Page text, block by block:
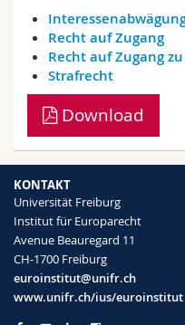
Recht auf Zugang
Recht auf Zugang
Strafrecht
Download
KONTAKT
Universität Freiburg
Institut für Europarecht
Avenue Beauregard 11
CH-1700 Freiburg
euroinstitut@unifr.ch
www.unifr.ch/ius/euroinstitut